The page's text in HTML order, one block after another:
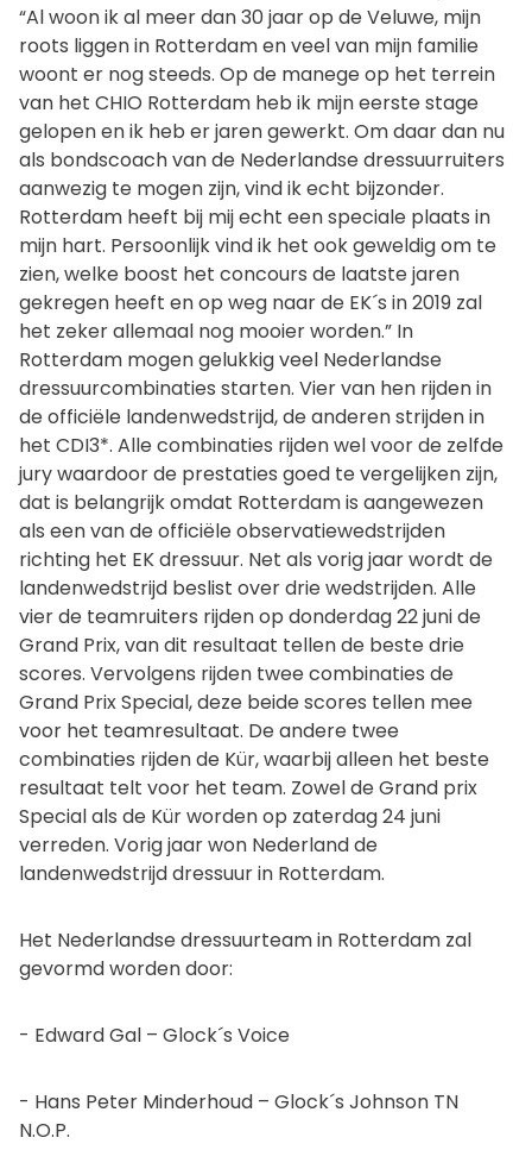
“Al woon ik al meer dan 30 jaar op de Veluwe, mijn
roots liggen in Rotterdam en veel van mijn familie
woont er nog steeds. Op de manege op het terrein
van het CHIO Rotterdam heb ik mijn eerste stage
gelopen en ik heb er jaren gewerkt. Om daar dan nu
als bondscoach van de Nederlandse dressuurruiters
aanwezig te mogen zijn, vind ik echt bijzonder.
Rotterdam heeft bij mij echt een speciale plaats in
mijn hart. Persoonlijk vind ik het ook geweldig om te
zien, welke boost het concours de laatste jaren
gekregen heeft en op weg naar de EK´s in 2019 zal
het zeker allemaal nog mooier worden.” In
Rotterdam mogen gelukkig veel Nederlandse
dressuurcombinaties starten. Vier van hen rijden in
de officiële landenwedstrijd, de anderen strijden in
het CDI3*. Alle combinaties rijden wel voor de zelfde
jury waardoor de prestaties goed te vergelijken zijn,
dat is belangrijk omdat Rotterdam is aangewezen
als een van de officiële observatiewedstrijden
richting het EK dressuur. Net als vorig jaar wordt de
landenwedstrijd beslist over drie wedstrijden. Alle
vier de teamruiters rijden op donderdag 22 juni de
Grand Prix, van dit resultaat tellen de beste drie
scores. Vervolgens rijden twee combinaties de
Grand Prix Special, deze beide scores tellen mee
voor het teamresultaat. De andere twee
combinaties rijden de Kür, waarbij alleen het beste
resultaat telt voor het team. Zowel de Grand prix
Special als de Kür worden op zaterdag 24 juni
verreden. Vorig jaar won Nederland de
landenwedstrijd dressuur in Rotterdam.
Het Nederlandse dressuurteam in Rotterdam zal
gevormd worden door:
- Edward Gal – Glock´s Voice
- Hans Peter Minderhoud – Glock´s Johnson TN
N.O.P.